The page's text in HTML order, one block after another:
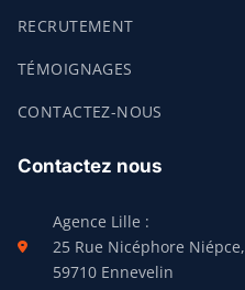
RECRUTEMENT
TÉMOIGNAGES
CONTACTEZ-NOUS
Contactez nous
Agence Lille :
25 Rue Nicéphore Niépce,
59710 Ennevelin